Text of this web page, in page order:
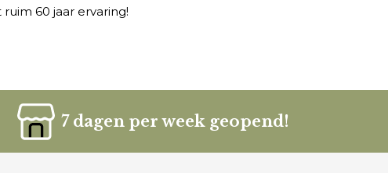
60 jaar ervaring!
7 dagen per week geopend!